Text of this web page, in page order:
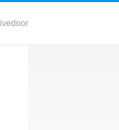
livedoor